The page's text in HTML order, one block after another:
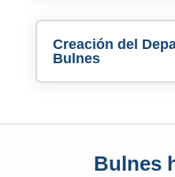
Creación del
Bulnes
Bulnes